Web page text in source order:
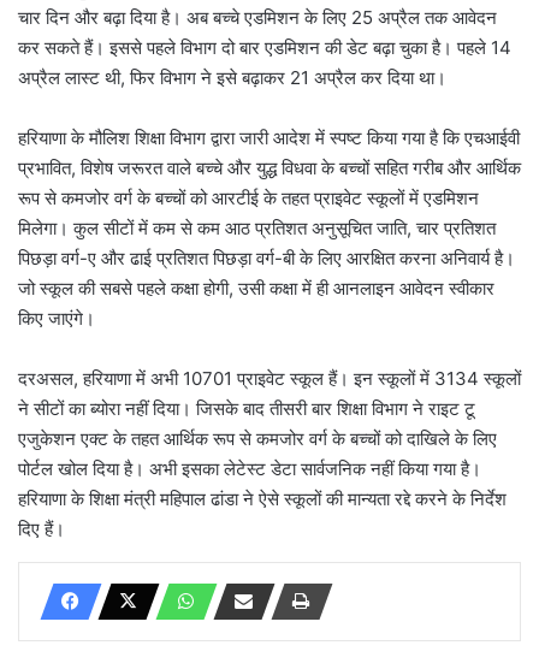
चार दिन और बढ़ा दिया है। अब बच्चे एडमिशन के लिए 25 अप्रैल तक आवेदन
कर सकते हैं। इससे पहले विभाग दो बार एडमिशन की डेट बढ़ा चुका है। पहले 14
अप्रैल लास्ट थी, फिर विभाग ने इसे बढ़ाकर 21 अप्रैल कर दिया था।
हरियाणा के मौलिश शिक्षा विभाग द्वारा जारी आदेश में स्पष्ट किया गया है कि एचआईवी
प्रभावित, विशेष जरूरत वाले बच्चे और युद्ध विधवा के बच्चों सहित गरीब और आर्थिक
रूप से कमजोर वर्ग के बच्चों को आरटीई के तहत प्राइवेट स्कूलों में एडमिशन
मिलेगा। कुल सीटों में कम से कम आठ प्रतिशत अनुसूचित जाति, चार प्रतिशत
पिछड़ा वर्ग-ए और ढाई प्रतिशत पिछड़ा वर्ग-बी के लिए आरक्षित करना अनिवार्य है।
जो स्कूल की सबसे पहले कक्षा होगी, उसी कक्षा में ही आनलाइन आवेदन स्वीकार
किए जाएंगे।
दरअसल, हरियाणा में अभी 10701 प्राइवेट स्कूल हैं। इन स्कूलों में 3134 स्कूलों
ने सीटों का ब्योरा नहीं दिया। जिसके बाद तीसरी बार शिक्षा विभाग ने राइट टू
एजुकेशन एक्ट के तहत आर्थिक रूप से कमजोर वर्ग के बच्चों को दाखिले के लिए
पोर्टल खोल दिया है। अभी इसका लेटेस्ट डेटा सार्वजनिक नहीं किया गया है।
हरियाणा के शिक्षा मंत्री महिपाल ढांडा ने ऐसे स्कूलों की मान्यता रद्दे करने के निर्देश
दिए हैं।